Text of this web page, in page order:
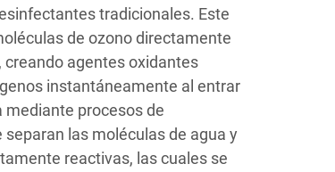
tradicionales. Este
de ozono directamente
agentes oxidantes
instantáneamente al entrar
procesos de
las moléculas de agua y
reactivas, las cuales se